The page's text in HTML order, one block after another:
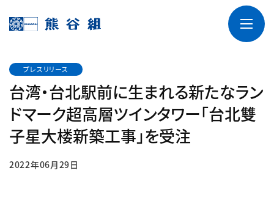
プレスリリース
台湾・台北駅前に生まれる新たなラン
ドマーク超高層ツインタワー「台北雙
子星大楼新築工事」を受注
2022年06月29日